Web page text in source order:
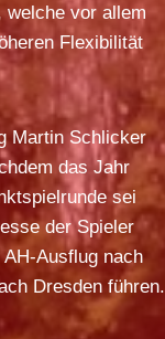
welche vor allem
Flexibilität
Martin Schlicker
das Jahr
sei
der Spieler
Ausflug nach
Dresden führen.